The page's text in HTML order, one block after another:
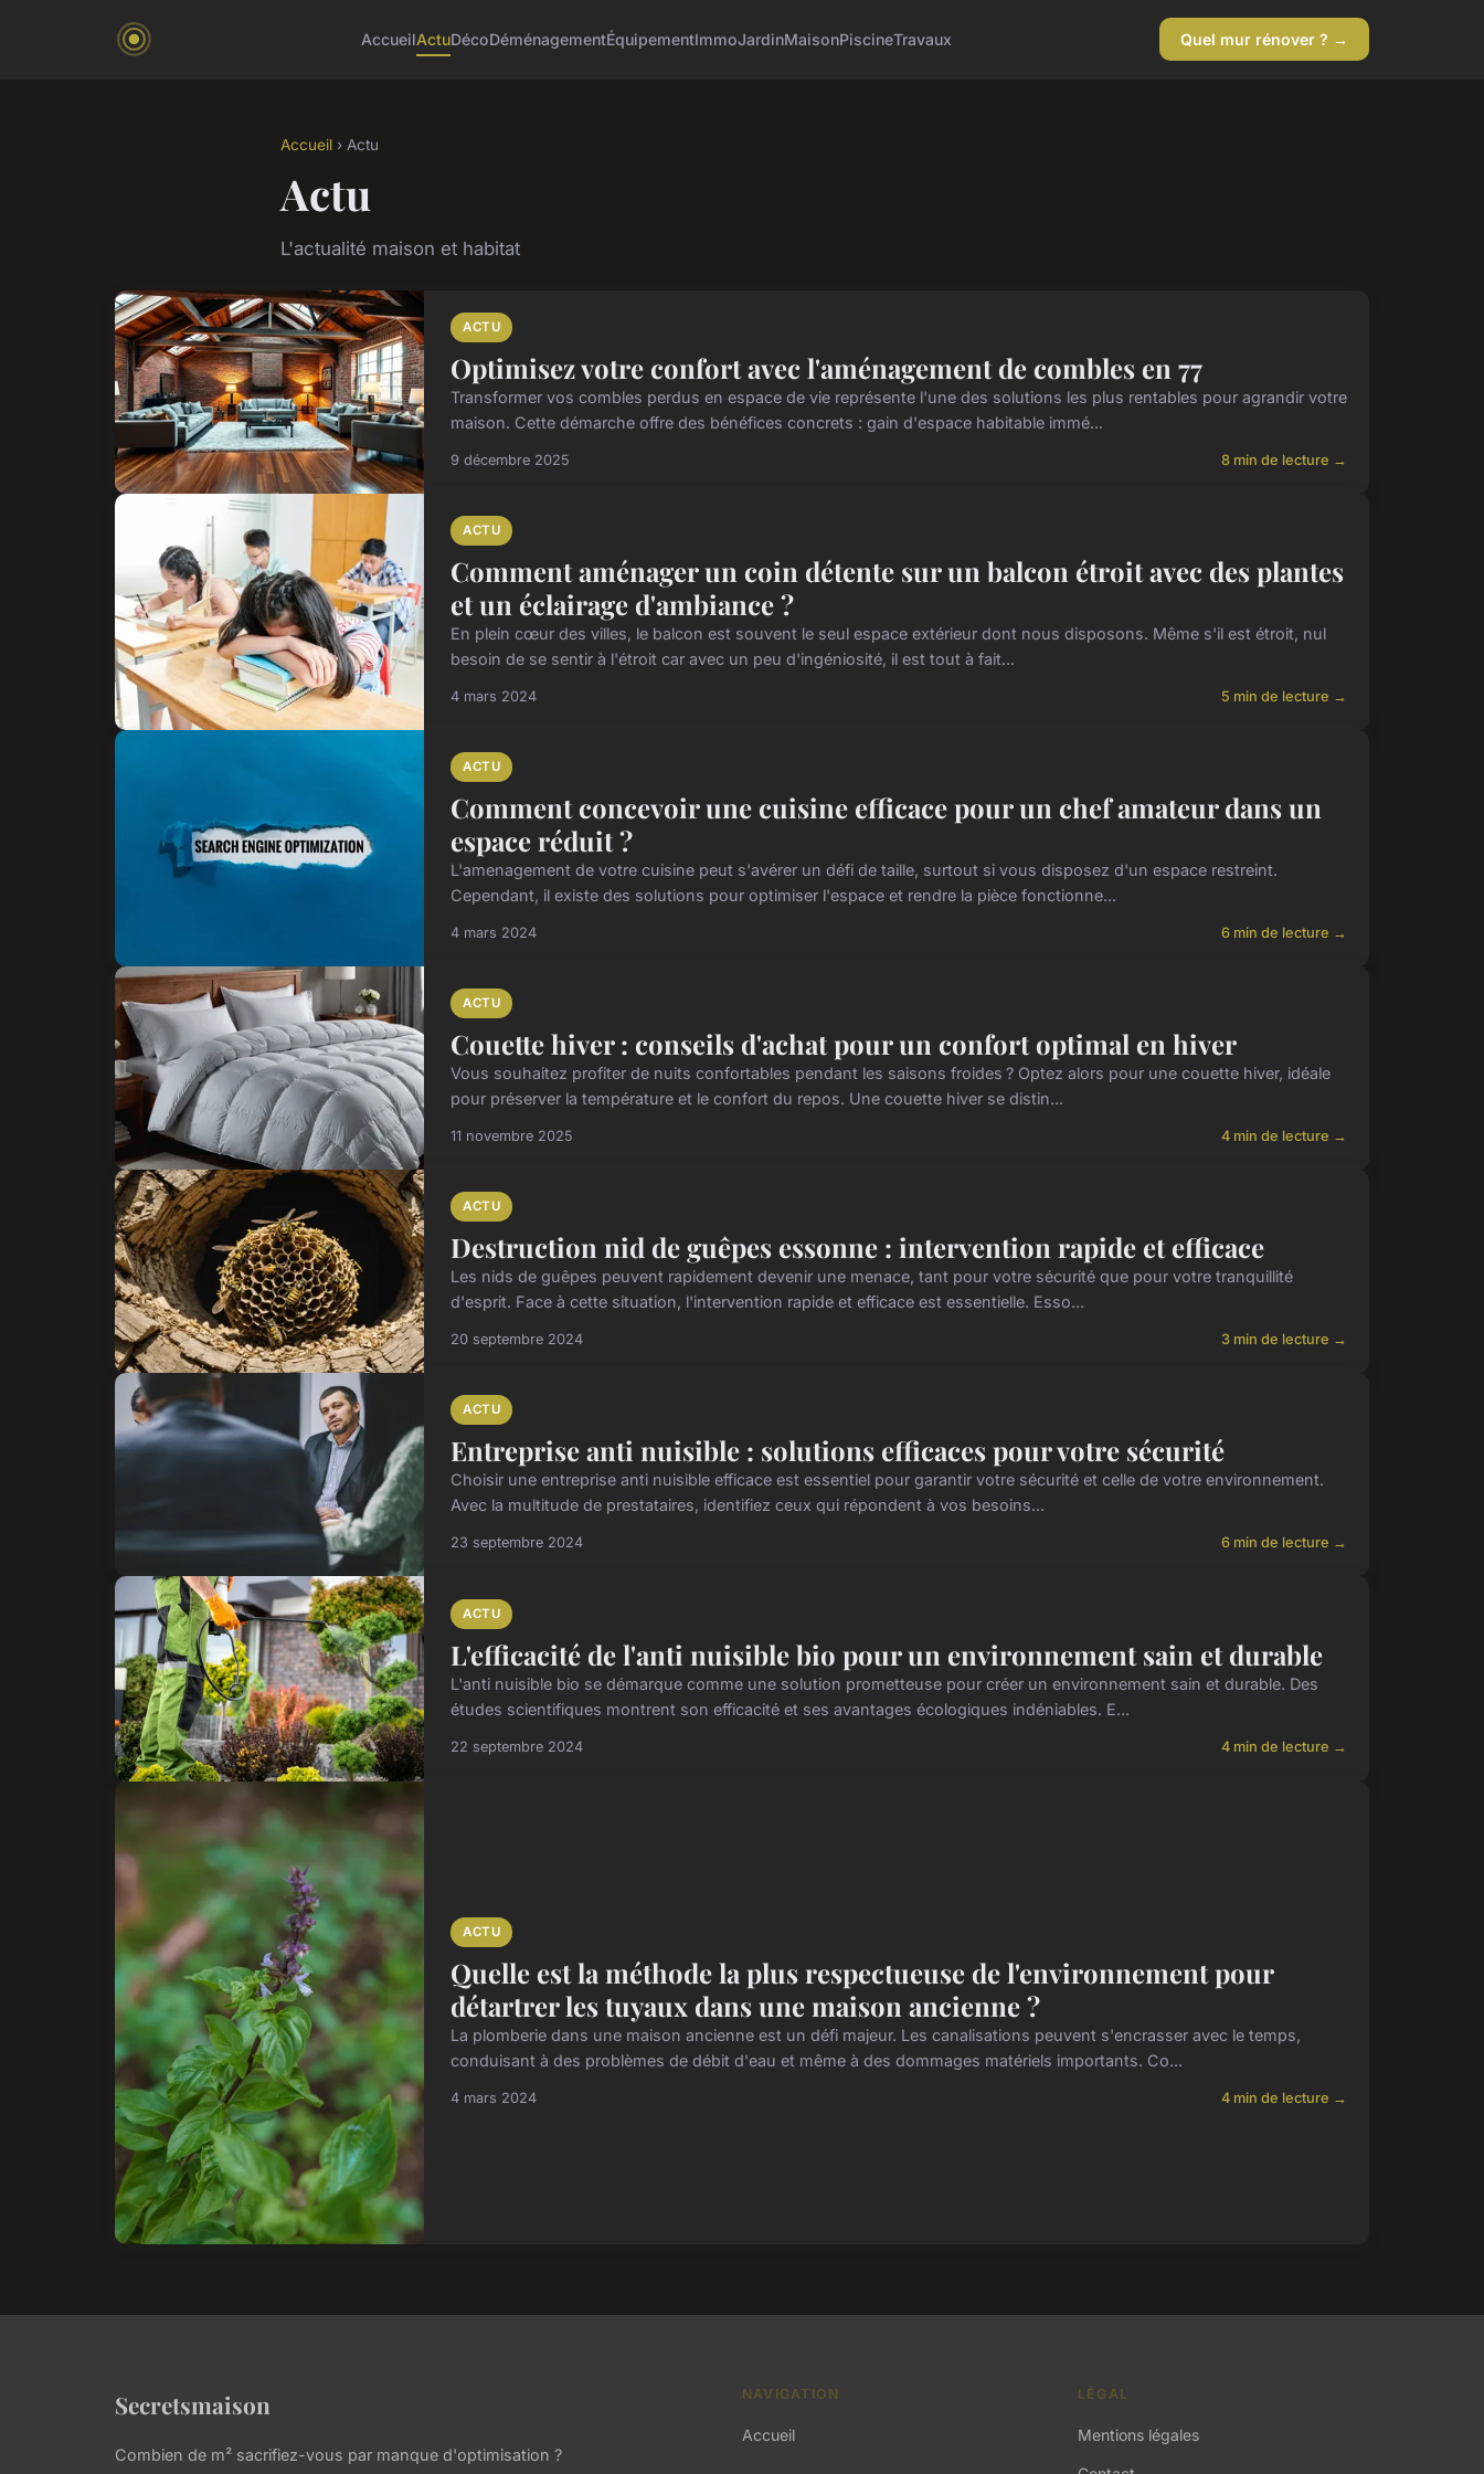
AccueilActuDécoDéménagementÉquipementImmoJardinMaisonPiscineTravaux Quel mur rénover ? →
Accueil › Actu
Actu
L'actualité maison et habitat
ACTU
Optimisez votre confort avec l'aménagement de combles en 77
Transformer vos combles perdus en espace de vie représente l'une des solutions les plus rentables pour agrandir votre
maison. Cette démarche offre des bénéfices concrets : gain d'espace habitable immé...
9 décembre 2025 8 min de lecture →
ACTU
Comment aménager un coin détente sur un balcon étroit avec des plantes
et un éclairage d'ambiance ?
En plein cœur des villes, le balcon est souvent le seul espace extérieur dont nous disposons. Même s'il est étroit, nul
besoin de se sentir à l'étroit car avec un peu d'ingéniosité, il est tout à fait...
4 mars 2024 5 min de lecture →
ACTU
Comment concevoir une cuisine efficace pour un chef amateur dans un
espace réduit ?
L'amenagement de votre cuisine peut s'avérer un défi de taille, surtout si vous disposez d'un espace restreint.
Cependant, il existe des solutions pour optimiser l'espace et rendre la pièce fonctionne...
4 mars 2024 6 min de lecture →
ACTU
Couette hiver : conseils d'achat pour un confort optimal en hiver
Vous souhaitez profiter de nuits confortables pendant les saisons froides ? Optez alors pour une couette hiver, idéale
pour préserver la température et le confort du repos. Une couette hiver se distin...
11 novembre 2025 4 min de lecture →
ACTU
Destruction nid de guêpes essonne : intervention rapide et efficace
Les nids de guêpes peuvent rapidement devenir une menace, tant pour votre sécurité que pour votre tranquillité
d'esprit. Face à cette situation, l'intervention rapide et efficace est essentielle. Esso...
20 septembre 2024 3 min de lecture →
ACTU
Entreprise anti nuisible : solutions efficaces pour votre sécurité
Choisir une entreprise anti nuisible efficace est essentiel pour garantir votre sécurité et celle de votre environnement.
Avec la multitude de prestataires, identifiez ceux qui répondent à vos besoins...
23 septembre 2024 6 min de lecture →
ACTU
L'efficacité de l'anti nuisible bio pour un environnement sain et durable
L'anti nuisible bio se démarque comme une solution prometteuse pour créer un environnement sain et durable. Des
études scientifiques montrent son efficacité et ses avantages écologiques indéniables. E...
22 septembre 2024 4 min de lecture →
ACTU
Quelle est la méthode la plus respectueuse de l'environnement pour
détartrer les tuyaux dans une maison ancienne ?
La plomberie dans une maison ancienne est un défi majeur. Les canalisations peuvent s'encrasser avec le temps,
conduisant à des problèmes de débit d'eau et même à des dommages matériels importants. Co...
4 mars 2024 4 min de lecture →
Secretsmaison
Combien de m² sacrifiez-vous par manque d'optimisation ?
NAVIGATION
Accueil
LÉGAL
Mentions légales